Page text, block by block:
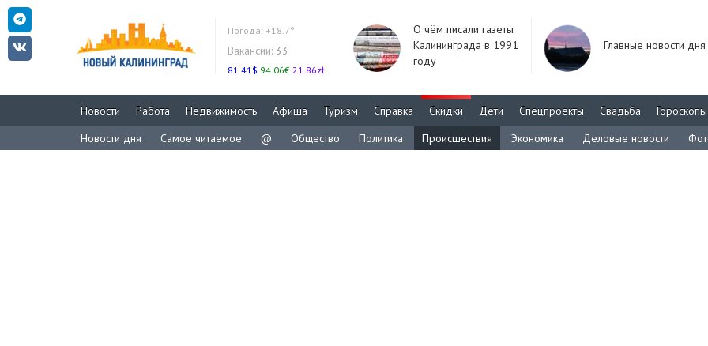
Погода: +18.7°
Вакансии: 33
81.41$ 94.06€ 21.86zł
О чём писали газеты
Калининграда в 1991
году
Главные новости дня
Новости Работа Недвижимость Афиша Туризм Справка Скидки Дети Спецпроекты Свадьба
Гороскопы
Новости дня
Самое читаемое @ Общество Политика Происшествия Экономика Деловые новости